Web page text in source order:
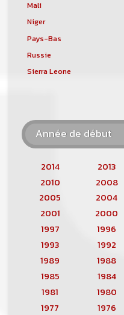
Mali
Niger
Pays-Bas
Russie
Sierra Leone
Année de début
2014 2013
2010
2008
2005
2004
2001
2000
1997
1996
1993
1992
1989
1988
1985
1984
1981
1980
1977
1976